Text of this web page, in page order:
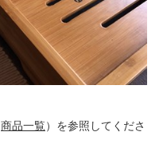
商品一覧）を参照してくださ